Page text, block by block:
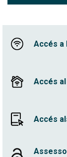
Accés a
Accés al
Accés